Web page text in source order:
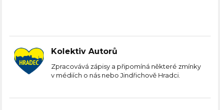
Kolektiv Autorů
Zpracovává zápisy a připomíná některé zmínky
v médiích o nás nebo Jindřichově Hradci.